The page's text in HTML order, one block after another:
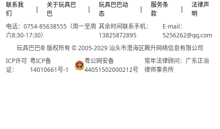
联系我
们
|
关于玩具巴
巴
|
玩具巴巴动
态
|
服务条
款
|
法律声
明
电话：0754-85638555（周一至周
六8:30-17:30）
其余时间联系手机：
13825872895
E-mail：
5256262@qq.com
玩具巴巴® 版权所有 © 2005-2029 汕头市澄海区腾升网络信息有限公司
ICP许可
证：
粤ICP备
14010661号-1
粤公网安备
44051502000212号
常年法律顾问：广东正治
律师事务所